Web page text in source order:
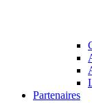
Partenaires